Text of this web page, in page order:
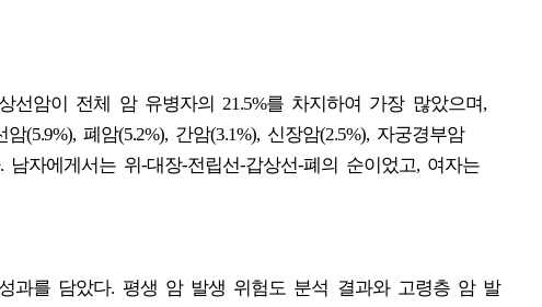
선암이 전체 암 유병자의 21.5%를 차지하여 가장 많았으며,
(5.9%), 폐암(5.2%), 간암(3.1%), 신장암(2.5%), 자궁경부암
남자에게서는 위-대장-전립선-갑상선-폐의 순이었고, 여자는
과를 담았다. 평생 암 발생 위험도 분석 결과와 고령층 암 발